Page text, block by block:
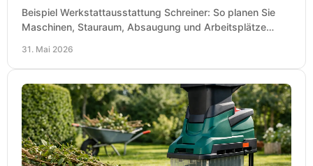
Beispiel Werkstattausstattung Schreiner: So planen Sie
Maschinen, Stauraum, Absaugung und Arbeitsplätze
31. Mai 2026